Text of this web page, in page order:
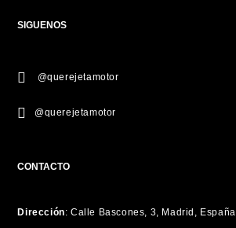
SIGUENOS
@querejetamotor
@querejetamotor
CONTACTO
Dirección: Calle Bascones, 3, Madrid, España